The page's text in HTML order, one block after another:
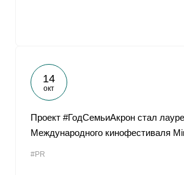
14
окт
Проект #ГодСемьиАкрон стал
Международного кинофестиваля
#PR